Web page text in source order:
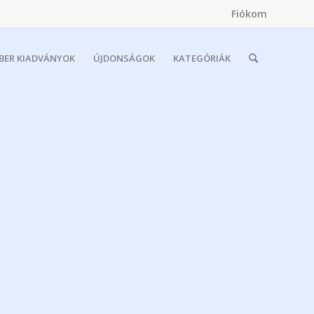
Fiókom
KIADVÁNYOK ÚJDONSÁGOK KATEGÓRIÁK